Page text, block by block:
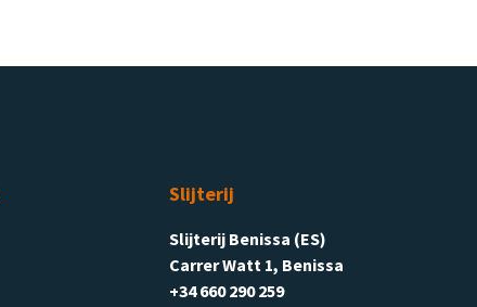
Slijterij
Slijterij Benissa (ES)
Carrer Watt 1, Benissa
+34 660 290 259